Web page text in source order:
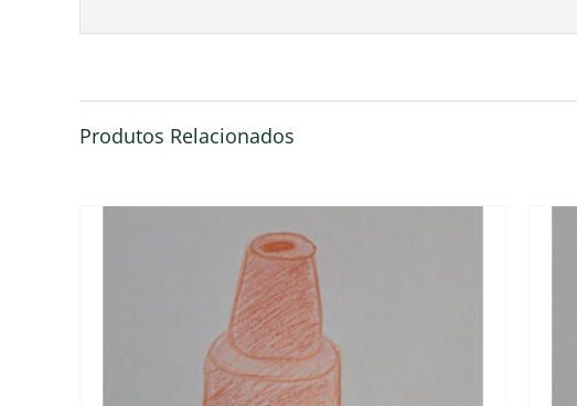
Produtos Relacionados